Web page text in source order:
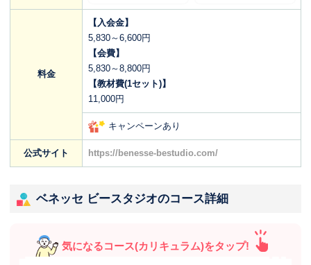
料金
【入会金】
5,830～6,600円
【会費】
5,830～8,800円
【教材費(1セット)】
11,000円
キャンペーンあり
公式サイト https://benesse-bestudio.com/
ベネッセ ビースタジオのコース詳細
気になるコース(カリキュラム)をタップ!